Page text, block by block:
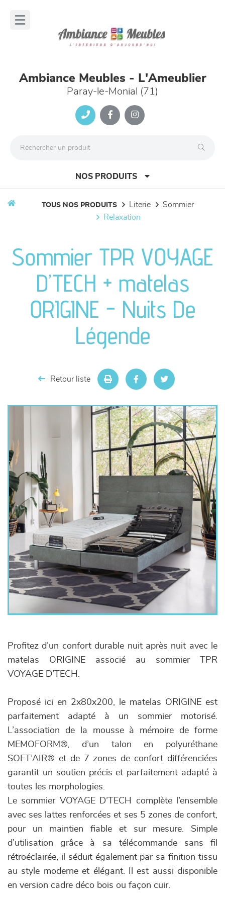
Ambiance Meubles - L'Ameublier
Paray-le-Monial (71)
NOS PRODUITS
séjours
meubles de complément
chambres et dressing
TOUS NOS PRODUITS literie
sommier
relaxation
Sommier TPR VOYAGE
D’TECH + matelas
ORIGINE - Nuits De
Légende
Retour liste
Profitez d’un confort durable nuit après nuit avec le
matelas ORIGINE associé au sommier TPR
VOYAGE D’TECH.
Proposé ici en 2x80x200, le matelas ORIGINE est
parfaitement adapté à un sommier motorisé.
L’association de la mousse à mémoire de forme
MEMOFORM®, d’un talon en polyuréthane
SOFT’AIR® et de 7 zones de confort différenciées
garantit un soutien précis et parfaitement adapté à
toutes les morphologies.
Le sommier VOYAGE D’TECH complète l’ensemble
avec ses lattes renforcées et ses 5 zones de confort,
pour un maintien fiable et sur mesure. Simple
d’utilisation grâce à sa télécommande sans fil
rétroéclairée, il séduit également par sa finition tissu
au style moderne et élégant. Il est aussi disponible
en version cadre déco bois ou façon cuir.